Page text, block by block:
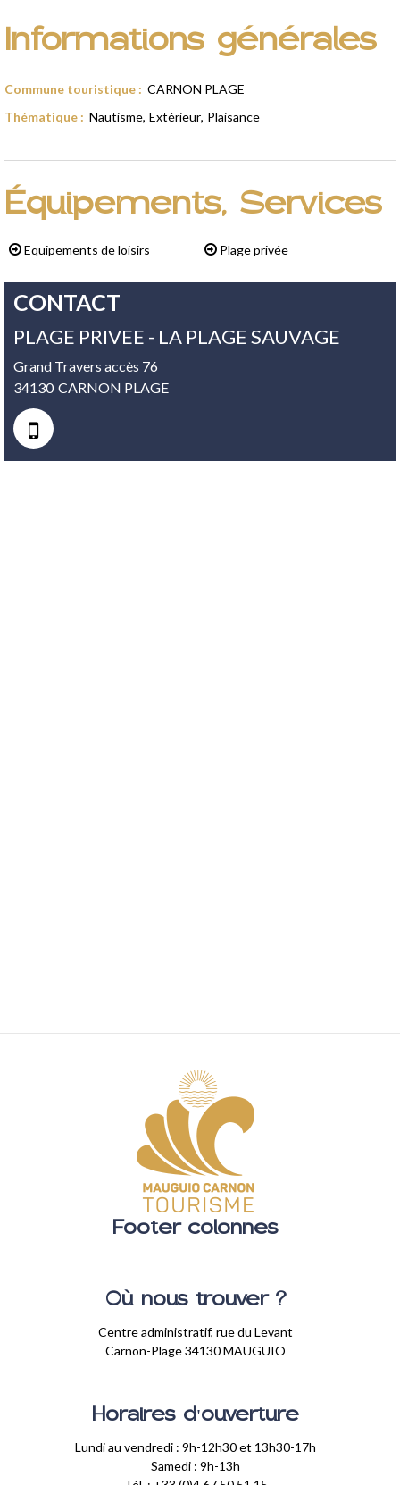
Informations générales
Commune touristique : CARNON PLAGE
Thématique : Nautisme Extérieur Plaisance
Équipements, Services
Equipements de loisirs Plage privée
CONTACT
PLAGE PRIVEE - LA PLAGE SAUVAGE
Grand Travers accès 76
34130 CARNON PLAGE
Footer colonnes
Où nous trouver ?
Centre administratif, rue du Levant
Carnon-Plage 34130 MAUGUIO
Horaires d'ouverture
Lundi au vendredi : 9h-12h30 et 13h30-17h
Samedi : 9h-13h